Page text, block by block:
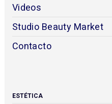
Videos
Studio Beauty Market
Contacto
ESTÉTICA